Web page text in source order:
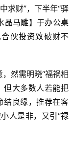
求财”，下半年“驿
晶马雕】于办公桌
伙投资致破财不
然需明晓“福祸相
大多数人若能把
结良缘，推荐在客
人是非，又引“禄